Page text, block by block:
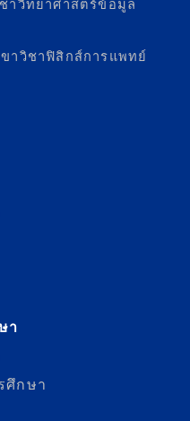
าวิทยาศาสตร์ข้อมูล
าวิชาฟิสิกส์การแพทย์
า
ศึกษา